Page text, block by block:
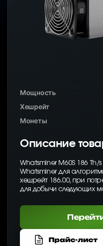
Мощность
Хешрейт
Монеты
Описание
Whatsminer M60S 186
Whatsminer для
хешрейт 186.00, при
для добычи следующих
Прайс-лист